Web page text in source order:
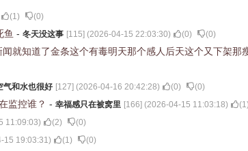
(1) (0)
鱼 - 冬天没这事 [115] (2026-04-15 22:03:30) (0) (0)
就知道了金条这个有毒明天那个感人后天这个又下架那
气和水也很好 [127] (2026-04-16 20:42:28) (0) (0)
监控谁？ - 幸福感只在被窝里 [166] (2026-04-15 11:03:18) (1)
11:09:03) (2) (0)
15 19:03:31) (1) (0)